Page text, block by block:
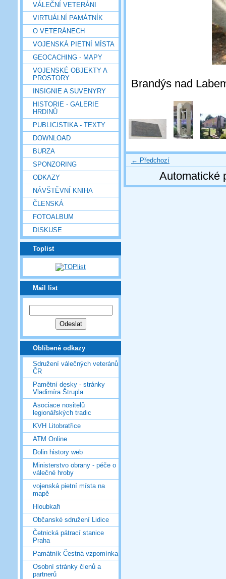
VÁLEČNÍ VETERÁNI
VIRTUÁLNÍ PAMÁTNÍK
O VETERÁNECH
VOJENSKÁ PIETNÍ MÍSTA
GEOCACHING - MAPY
VOJENSKÉ OBJEKTY A
PROSTORY
INSIGNIE A SUVENYRY
HISTORIE - GALERIE
HRDINŮ
PUBLICISTIKA - TEXTY
DOWNLOAD
BURZA
SPONZORING
ODKAZY
NÁVŠTĚVNÍ KNIHA
ČLENSKÁ
FOTOALBUM
DISKUSE
Toplist
Mail list
Oblíbené odkazy
Sdružení válečných veteránů
ČR
Pamětní desky - stránky
Vladimíra Štrupla
Asociace nositelů
legionářských tradic
KVH Litobratřice
ATM Online
Dolin history web
Ministerstvo obrany - péče o
válečné hroby
vojenská pietní místa na
mapě
Hloubkaři
Občanské sdružení Lidice
Četnická pátrací stanice
Praha
Památník Čestná vzpomínka
Osobní stránky členů a
partnerů
Brandýs nad
← Předchozí
Automatické